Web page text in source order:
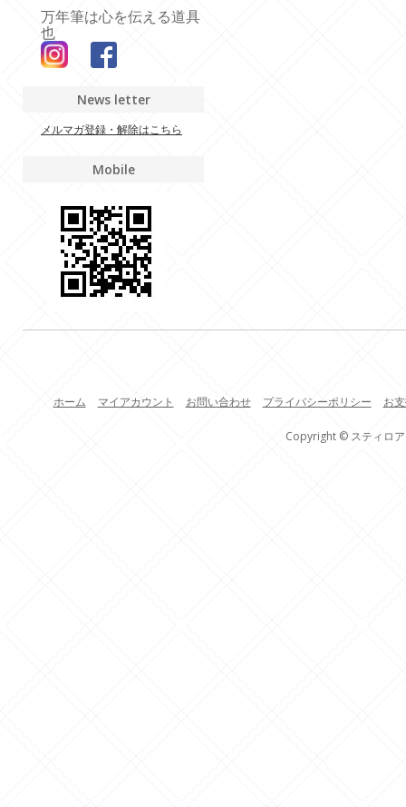
万年筆は心を伝える道具
也
News letter
メルマガ登録・解除はこちら
Mobile
ホーム マイアカウント お問い合わせ プライバシーポリシー お
Copyright © スティロ